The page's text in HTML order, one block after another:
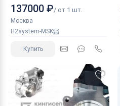
137000 ₽/ от 1 шт.
Москва
H2system-MSK
Купить